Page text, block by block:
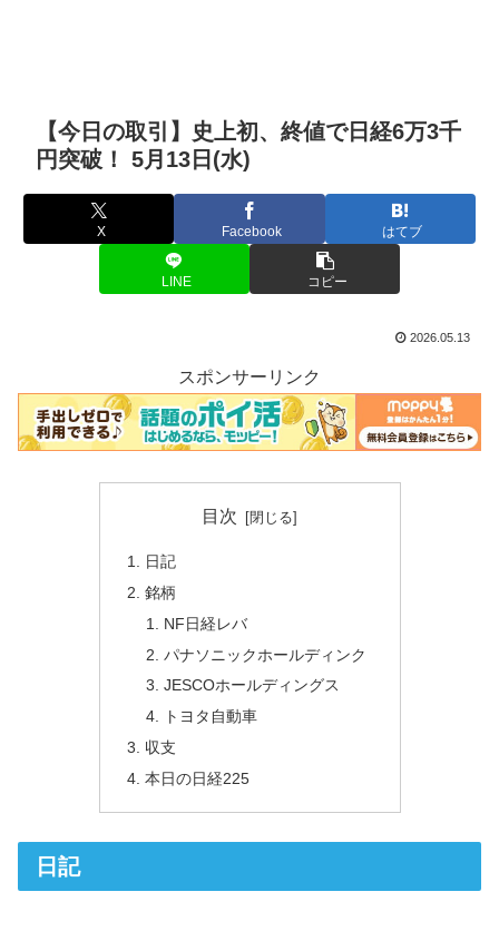
【今日の取引】史上初、終値で日経6万3千
円突破！ 5月13日(水)
X Facebook はてブ
LINE コピー
2026.05.13
スポンサーリンク
目次
日記
銘柄
NF日経レバ
パナソニックホールディンク
JESCOホールディングス
トヨタ自動車
収支
本日の日経225
日記